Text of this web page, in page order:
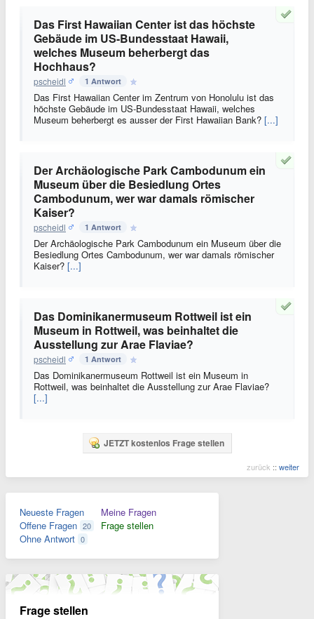
Das First Hawaiian Center ist das höchste
Gebäude im US-Bundesstaat Hawaii,
welches Museum beherbergt das
Hochhaus?
pscheidl 1 Antwort
Das First Hawaiian Center im Zentrum von Honolulu ist das
höchste Gebäude im US-Bundesstaat Hawaii, welches
Museum beherbergt es ausser der First Hawaiian Bank? [...]
Der Archäologische Park Cambodunum ein
Museum über die Besiedlung Ortes
Cambodunum, wer war damals römischer
Kaiser?
pscheidl 1 Antwort
Der Archäologische Park Cambodunum ein Museum über die
Besiedlung Ortes Cambodunum, wer war damals römischer
Kaiser? [...]
Das Dominikanermuseum Rottweil ist ein
Museum in Rottweil, was beinhaltet die
Ausstellung zur Arae Flaviae?
pscheidl 1 Antwort
Das Dominikanermuseum Rottweil ist ein Museum in
Rottweil, was beinhaltet die Ausstellung zur Arae Flaviae?
[...]
JETZT kostenlos Frage stellen
zurück :: weiter
Neueste Fragen
Offene Fragen 20
Ohne Antwort 0
Meine Fragen
Frage stellen
Frage stellen